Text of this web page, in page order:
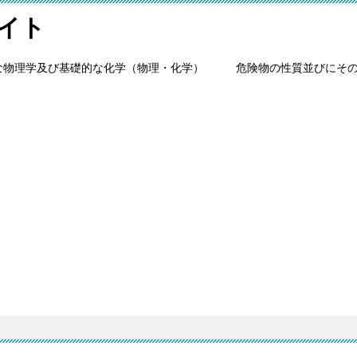
ト
理学及び基礎的な化学（物理・化学） 危険物の性質並びにそ